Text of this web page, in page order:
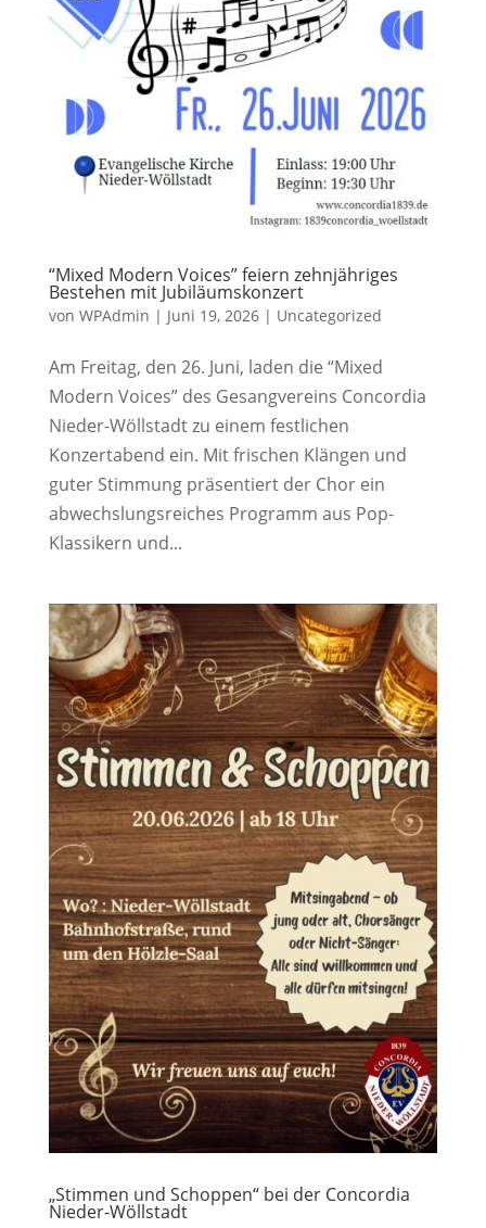
“Mixed Modern Voices” feiern zehnjähriges
Bestehen mit Jubiläumskonzert
von WPAdmin | Juni 19, 2026| Uncategorized
Am Freitag, den 26. Juni, laden die “Mixed
Modern Voices” des Gesangvereins Concordia
Nieder-Wöllstadt zu einem festlichen
Konzertabend ein. Mit frischen Klängen und
guter Stimmung präsentiert der Chor ein
abwechslungsreiches Programm aus Pop-
Klassikern und...
„Stimmen und Schoppen“ bei der Concordia
Nieder-Wöllstadt